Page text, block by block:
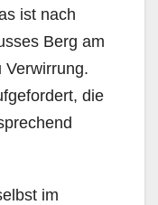
ist nach
Berg am
Verwirrung.
die
im